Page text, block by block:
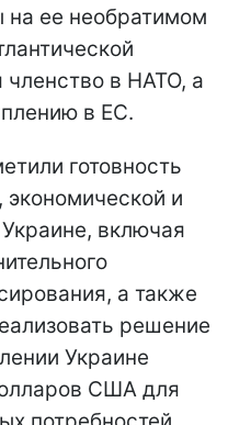
на ее необратимом
членство в НАТО, а
в ЕС.
готовность
экономической и
включая
а также
решение
Украине
США для